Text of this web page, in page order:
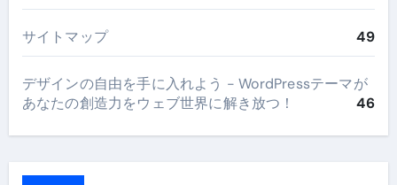
サイトマップ 49
デザインの自由を手に入れよう - WordPressテーマが
あなたの創造力をウェブ世界に解き放つ！
46